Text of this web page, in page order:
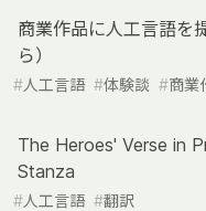
商業作品に人工言語を
ら）
#人工言語 #体験談 #商業
The Heroes' Verse in
Stanza
#人工言語 #翻訳